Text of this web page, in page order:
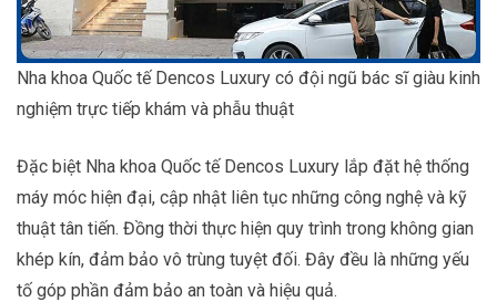
Nha khoa Quốc tế Dencos Luxury có đội ngũ bác sĩ giàu kinh
nghiệm trực tiếp khám và phẫu thuật
Đặc biệt Nha khoa Quốc tế Dencos Luxury lắp đặt hệ thống
máy móc hiện đại, cập nhật liên tục những công nghệ và kỹ
thuật tân tiến. Đồng thời thực hiện quy trình trong không gian
khép kín, đảm bảo vô trùng tuyệt đối. Đây đều là những yếu
tố góp phần đảm bảo an toàn và hiệu quả.